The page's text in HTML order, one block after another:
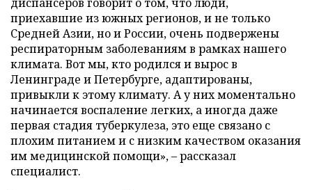
приехавшие из южных регионов, и не только
Средней Азии, но и России, очень подвержены
респираторным заболеваниям в рамках нашего
климата. Вот мы, кто родился и вырос в
Ленинграде и Петербурге, адаптированы,
привыкли к этому климату. А у них моментально
начинается воспаление легких, а иногда даже
первая стадия туберкулеза, это еще связано с
плохим питанием и с низким качеством оказания
им медицинской помощи», – рассказал
специалист.